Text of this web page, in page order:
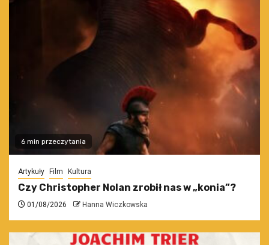
6 min przeczytania
Artykuły Film Kultura
Czy Christopher Nolan zrobił nas w „konia”?
01/08/2026 Hanna Wiczkowska